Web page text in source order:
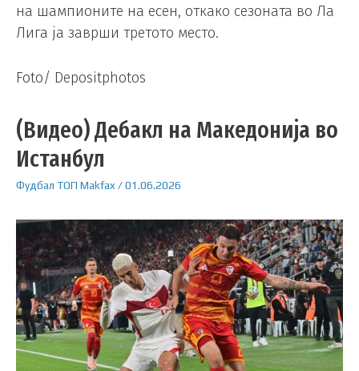
на шампионите на есен, откако сезоната во Ла
Лига ја заврши третото место.
Foto/ Depositphotos
(Видео) Дебакл на Македонија во
Истанбул
Фудбал ТОП Makfax /01.06.2026